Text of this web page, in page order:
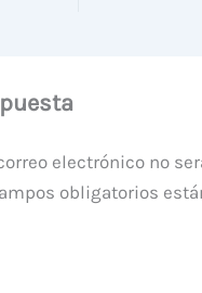
electrónico no
obligatorios